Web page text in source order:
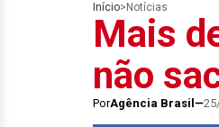
Início> Notícias
Mais
não
PorAgência Brasil